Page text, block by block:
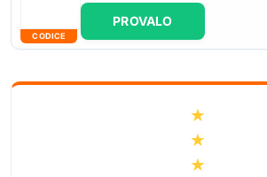
CODICE
PROVALO